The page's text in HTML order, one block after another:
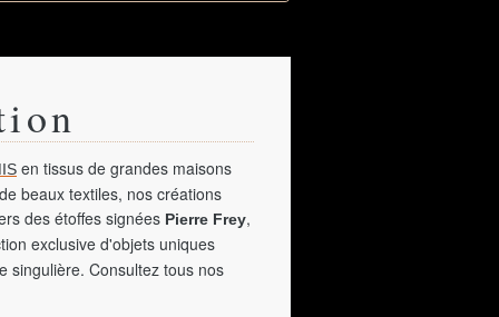
en tissus de grandes maisons
beaux textiles, nos créations
des étoffes signées Pierre Frey,
exclusive d'objets uniques
singulière. Consultez tous nos